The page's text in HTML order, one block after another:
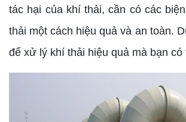
tác hại của khí thải, cần có các
thải một cách hiệu quả và an toàn.
để xử lý khí thải hiệu quả mà bạn có